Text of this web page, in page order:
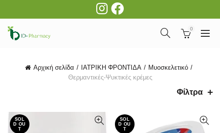
0
Αρχική σελίδα ΙΑΤΡΙΚΗ ΦΡΟΝΤΙΔΑ
Μυοσκελετικό
Θερμαντικές-Ψυκτικές κρέμες
Φίλτρα
SOL
D OU
T
SOL
D OU
T